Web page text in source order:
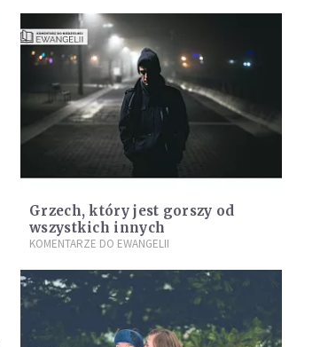
Grzech, który jest gorszy od
wszystkich innych
KOMENTARZE DO EWANGELII